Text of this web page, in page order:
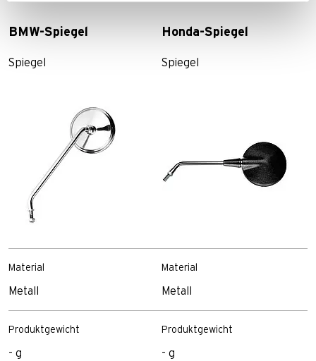
BMW-Spiegel
Spiegel
Material
Metall
Produktgewicht
- g
Honda-Spiegel
Spiegel
Material
Metall
Produktgewicht
- g